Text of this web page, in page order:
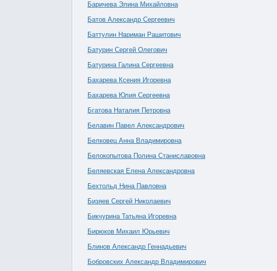
Баричева Элина Михайловна
Батов Александр Сергеевич
Баттулин Нариман Рашитович
Батурин Сергей Олегович
Батурина Галина Сергеевна
Бахарева Ксения Игоревна
Бахарева Юлия Сергеевна
Бгатова Наталия Петровна
Белавин Павел Александрович
Белковец Анна Владимировна
Белокопытова Полина Станиславовна
Беляевская Елена Александровна
Бехтольд Нина Павловна
Бизяев Сергей Николаевич
Бикчурина Татьяна Игоревна
Бирюков Михаил Юрьевич
Блинов Александр Геннадьевич
Бобровских Александр Владимирович